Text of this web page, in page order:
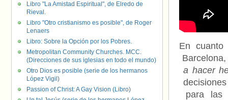
En cuanto
a hacer
para las
Libro "La Amistad Espiritual", de Elredo de
Rieval.
Libro "Otro cristianismo es posible", de Roger
Lenaers
Libro: Sobre la Opción por los Pobres.
Metropolitan Community Churches. MCC.
(Direcciones de sus iglesias en todo el mundo)
Otro Dios es posible (serie de los hermanos
López Vigil)
Passion of Christ: A Gay Vision (Libro)